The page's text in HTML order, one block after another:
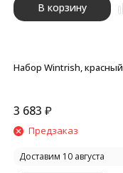
В корзину
Набор Wintrish, красный
3 683 ₽
Предзаказ
Доставим 10 августа